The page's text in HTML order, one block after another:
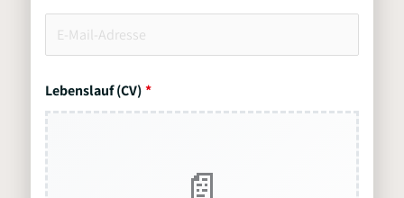
Lebenslauf (CV)